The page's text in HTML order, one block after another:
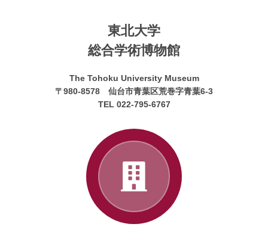
東北大学
総合学術博物館
The Tohoku University Museum
〒980-8578 仙台市青葉区荒巻字青葉6-3
TEL 022-795-6767